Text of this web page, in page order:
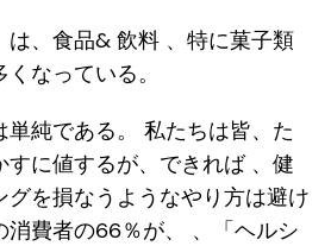
は、食品& 飲料 、特に菓子類
なっている。
単純である。 私たちは皆、た
すに値するが、できれば 、健
グを損なうようなやり方は避け
消費者の66％が、 、「ヘルシ